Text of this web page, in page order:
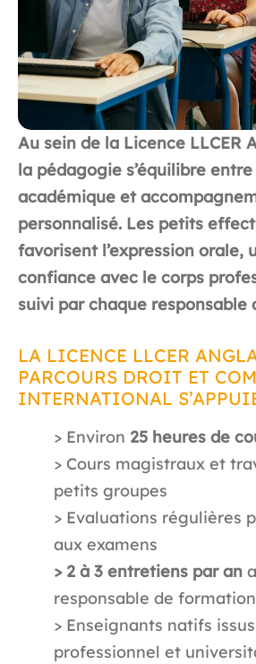
Au sein de la Licence LLCER
la pédagogie s’équilibre
académique et
personnalisé. Les petits
favorisent l’expression orale,
confiance avec le corps
suivi par chaque responsable
LA LICENCE LLCER
PARCOURS DROIT ET
INTERNATIONAL
> Environ 25 heures de
> Cours magistraux et
petits groupes
> Evaluations régulières
aux examens
> 2 à 3 entretiens par an
responsable de formation
> Enseignants natifs
professionnel et